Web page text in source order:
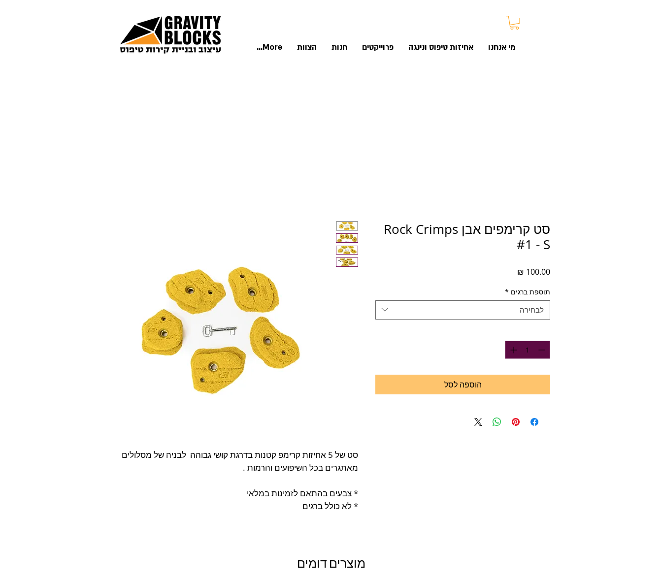
מי אנחנו אחיזות טיפוס ונינגה פרוייקטים חנות הצוות More...
סט של 5 אחיזות קרימפ קטנות בדרגת קושי גבוהה לבניה של מסלולים
מאתגרים בכל השיפועים והרמות .
* צבעים בהתאם לזמינות במלאי
* לא כולל ברגים
סט קרימפים אבן Rock Crimps
#1 - S
תוספת ברגים *
לבחירה
הוספה לסל
מוצרים דומים